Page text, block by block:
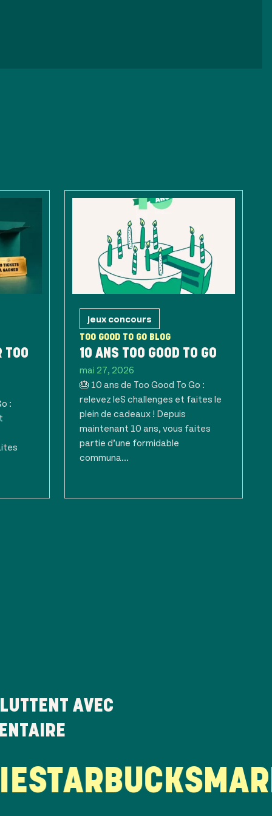
TOO
:
Jeux concours
TOO GOOD TO GO BLOG
10 ANS TOO GOOD TO GO
mai 27, 2026
🎂 10 ans de Too Good To Go :
relevez leS challenges et faites le
plein de cadeaux ! Depuis
maintenant 10 ans, vous faites
partie d’une formidable
communa...
AVEC
MARIE